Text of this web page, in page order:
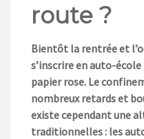
route ?
Bientôt la rentrée et
s’inscrire en auto-
papier rose. Le
nombreux retards et
existe cependant une
traditionnelles : les